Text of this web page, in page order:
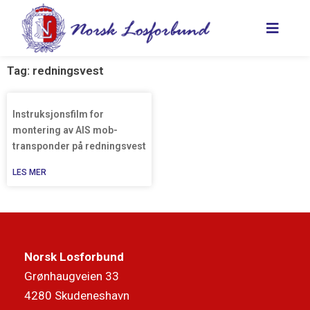
innholdet
Tag: redningsvest
Instruksjonsfilm for
montering av AIS mob-
transponder på redningsvest
LES MER
Norsk Losforbund
Grønhaugveien 33
4280 Skudeneshavn